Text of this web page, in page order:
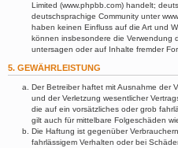
Limited (www.phpbb.com) handelt;
deutschsprachige Community unter
haben keinen Einfluss auf die Art und
können insbesondere die Verwendung
untersagen oder auf Inhalte fremder
5. GEWÄHRLEISTUNG
Der Betreiber haftet mit Ausnahme der
und der Verletzung wesentlicher
die auf ein vorsätzliches oder grob
gilt auch für mittelbare Folgeschäden
Die Haftung ist gegenüber
fahrlässigem Verhalten oder bei